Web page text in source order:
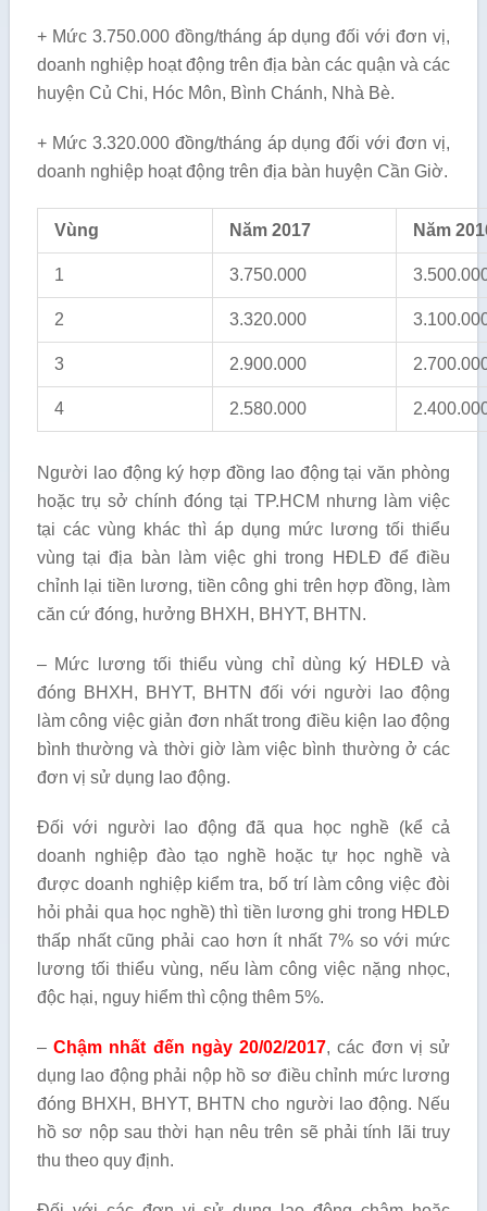
+ Mức 3.750.000 đồng/tháng áp dụng đối với đơn vị,
doanh nghiệp hoạt động trên địa bàn các quận và các
huyện Củ Chi, Hóc Môn, Bình Chánh, Nhà Bè.
+ Mức 3.320.000 đồng/tháng áp dụng đối với đơn vị,
doanh nghiệp hoạt động trên địa bàn huyện Cần Giờ.
Vùng Năm 2017 Năm
1 3.750.000
2 3.320.000
3 2.900.000
4 2.580.000
Người lao động ký hợp đồng lao động tại văn phòng
hoặc trụ sở chính đóng tại TP.HCM nhưng làm việc
tại các vùng khác thì áp dụng mức lương tối thiểu
vùng tại địa bàn làm việc ghi trong HĐLĐ để điều
chỉnh lại tiền lương, tiền công ghi trên hợp đồng, làm
căn cứ đóng, hưởng BHXH, BHYT, BHTN.
– Mức lương tối thiểu vùng chỉ dùng ký HĐLĐ và
đóng BHXH, BHYT, BHTN đối với người lao động
làm công việc giản đơn nhất trong điều kiện lao động
bình thường và thời giờ làm việc bình thường ở các
đơn vị sử dụng lao động.
Đối với người lao động đã qua học nghề (kể cả
doanh nghiệp đào tạo nghề hoặc tự học nghề và
được doanh nghiệp kiểm tra, bố trí làm công việc đòi
hỏi phải qua học nghề) thì tiền lương ghi trong HĐLĐ
thấp nhất cũng phải cao hơn ít nhất 7% so với mức
lương tối thiểu vùng, nếu làm công việc nặng nhọc,
độc hại, nguy hiểm thì cộng thêm 5%.
–Chậm nhất đến ngày 20/02/2017, các đơn vị sử
dụng lao động phải nộp hồ sơ điều chỉnh mức lương
đóng BHXH, BHYT, BHTN cho người lao động. Nếu
hồ sơ nộp sau thời hạn nêu trên sẽ phải tính lãi truy
thu theo quy định.